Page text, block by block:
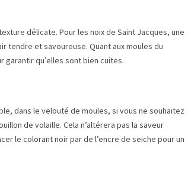
délicate. Pour les noix de Saint Jacques, une
tendre et savoureuse. Quant aux moules du
qu’elles sont bien cuites.
dans le velouté de moules, si vous ne souhaitez
de volaille. Cela n’altérera pas la saveur
le colorant noir par de l’encre de seiche pour un